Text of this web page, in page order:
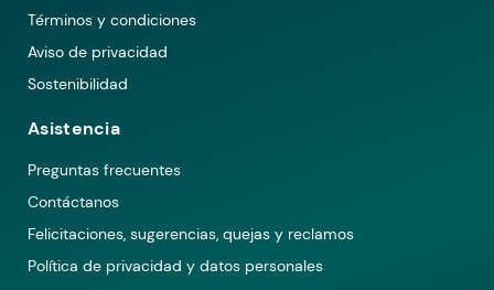
Términos y condiciones
Aviso de privacidad
Sostenibilidad
Asistencia
Preguntas frecuentes
Contáctanos
Felicitaciones, sugerencias, quejas y reclamos
Política de privacidad y datos personales